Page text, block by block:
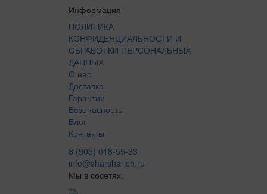
Информация
ПОЛИТИКА
КОНФИДЕНЦИАЛЬНОСТИ И
ОБРАБОТКИ ПЕРСОНАЛЬНЫХ
ДАННЫХ
О нас
Доставка
Гарантии
Безопасность
Блог
Контакты
8 (903) 018-55-33
info@sharsharich.ru
Мы в сосетях: